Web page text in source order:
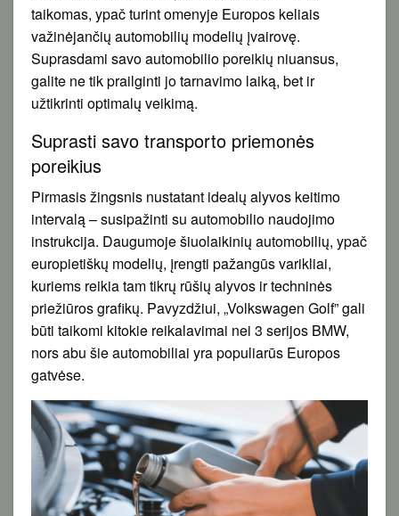
taikomas, ypač turint omenyje Europos keliais
važinėjančių automobilių modelių įvairovę.
Suprasdami savo automobilio poreikių niuansus,
galite ne tik prailginti jo tarnavimo laiką, bet ir
užtikrinti optimalų veikimą.
Suprasti savo transporto priemonės
poreikius
Pirmasis žingsnis nustatant idealų alyvos keitimo
intervalą – susipažinti su automobilio naudojimo
instrukcija. Daugumoje šiuolaikinių automobilių, ypač
europietiškų modelių, įrengti pažangūs varikliai,
kuriems reikia tam tikrų rūšių alyvos ir techninės
priežiūros grafikų. Pavyzdžiui, „Volkswagen Golf” gali
būti taikomi kitokie reikalavimai nei 3 serijos BMW,
nors abu šie automobiliai yra populiarūs Europos
gatvėse.